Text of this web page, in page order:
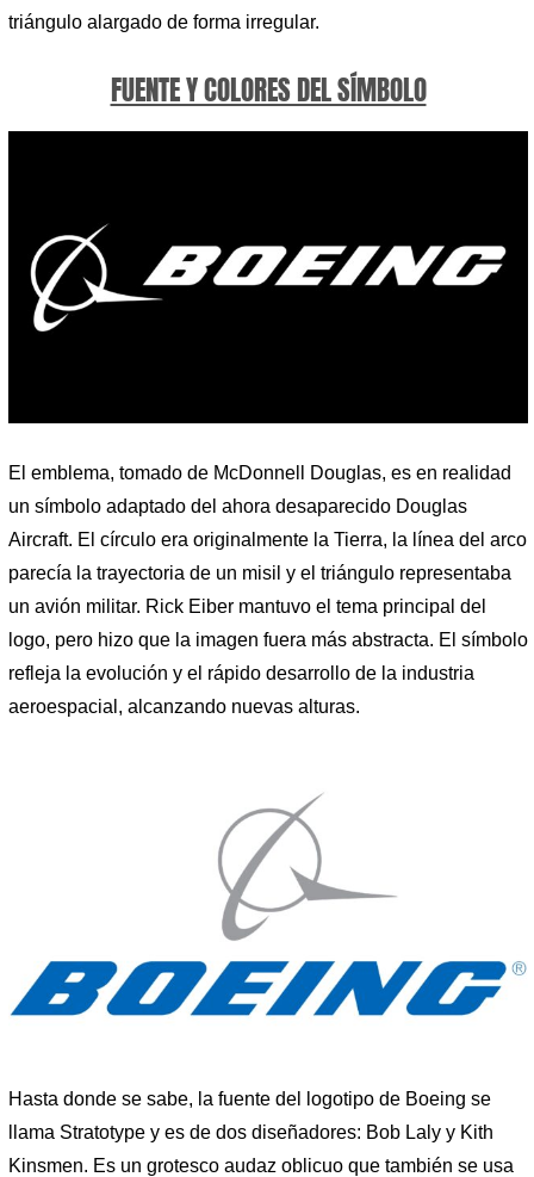
triángulo alargado de forma irregular.
FUENTE Y COLORES DEL SÍMBOLO
El emblema, tomado de McDonnell Douglas, es en realidad
un símbolo adaptado del ahora desaparecido Douglas
Aircraft. El círculo era originalmente la Tierra, la línea del arco
parecía la trayectoria de un misil y el triángulo representaba
un avión militar. Rick Eiber mantuvo el tema principal del
logo, pero hizo que la imagen fuera más abstracta. El símbolo
refleja la evolución y el rápido desarrollo de la industria
aeroespacial, alcanzando nuevas alturas.
Hasta donde se sabe, la fuente del logotipo de Boeing se
llama Stratotype y es de dos diseñadores: Bob Laly y Kith
Kinsmen. Es un grotesco audaz oblicuo que también se usa